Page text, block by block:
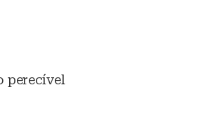
perecível